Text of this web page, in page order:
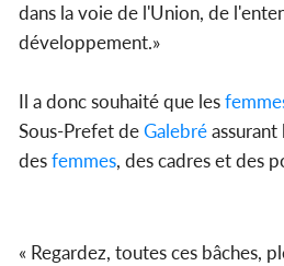
dans la voie de l'Union, de
développement.»
Il a donc souhaité que les
Sous-Prefet deGalebré
desfemmes, des cadres et des
« Regardez, toutes ces bâches,